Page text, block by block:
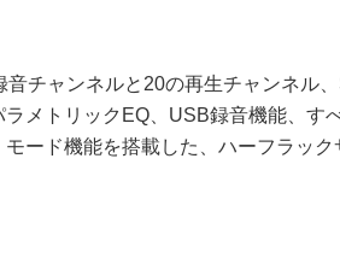
音チャンネルと20の再生チャンネル
ラメトリックEQ、USB録音機能、す
モード機能を搭載した、ハーフラッ